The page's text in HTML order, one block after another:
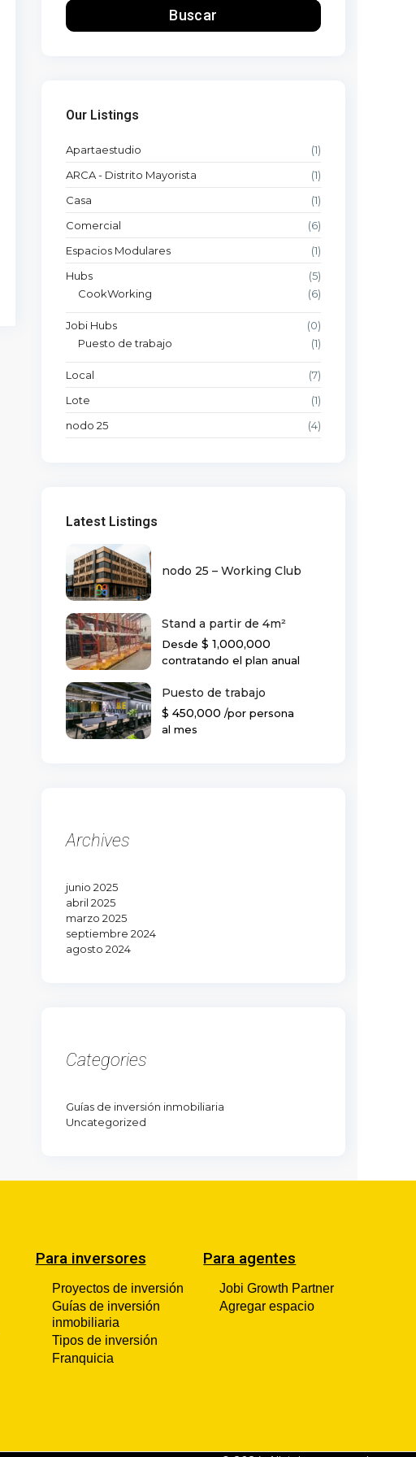
Buscar
Our Listings
Apartaestudio
(1)
ARCA - Distrito Mayorista
(1)
Casa
(1)
Comercial
(6)
Espacios Modulares
(1)
Hubs
(5)
CookWorking
(6)
Jobi Hubs
(0)
Puesto de trabajo
(1)
Local
(7)
Lote
(1)
nodo 25
(4)
Latest Listings
nodo 25 – Working Club
Stand a partir de 4m²
Desde $ 1,000,000
contratando el plan anual
Puesto de trabajo
$ 450,000 /por persona
al mes
Archives
junio 2025
abril 2025
marzo 2025
septiembre 2024
agosto 2024
Categories
Guías de inversión inmobiliaria
Uncategorized
Para inversores
Proyectos de inversión
Guías de inversión
inmobiliaria
Tipos de inversión
Franquicia
Para agentes
Jobi Growth Partner
Agregar espacio